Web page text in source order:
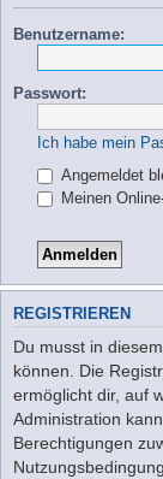
Benutzername:
Passwort:
Ich habe mein
Angemeldet
Meinen
REGISTRIEREN
Du musst in
können. Die
ermöglicht dir, auf
Administration
Berechtigungen